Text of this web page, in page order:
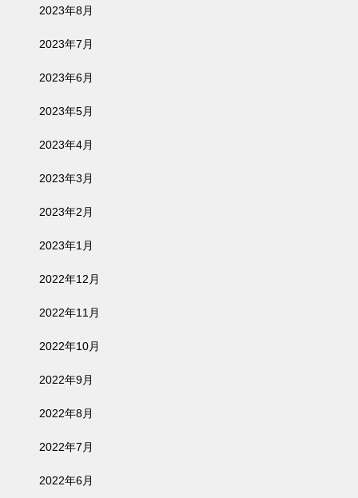
2023年8月
2023年7月
2023年6月
2023年5月
2023年4月
2023年3月
2023年2月
2023年1月
2022年12月
2022年11月
2022年10月
2022年9月
2022年8月
2022年7月
2022年6月